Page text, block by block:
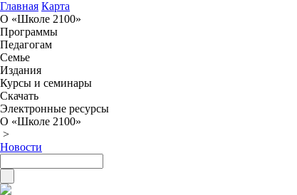
Главная Карта
О «Школе 2100»
Программы
Педагогам
Семье
Издания
Курсы и семинары
Скачать
Электронные ресурсы
О «Школе 2100»
>
Новости